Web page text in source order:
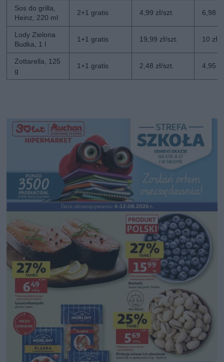
Sos do grilla,
Heinz, 220 ml
2+1 gratis 4,99 zł/szt. 6,98
Lody Zielona
Budka, 1 l
1+1 gratis 19,99 zł/szt. 10 zł/
Zottarella, 125
g
1+1 gratis 2,48 zł/szt. 4,95